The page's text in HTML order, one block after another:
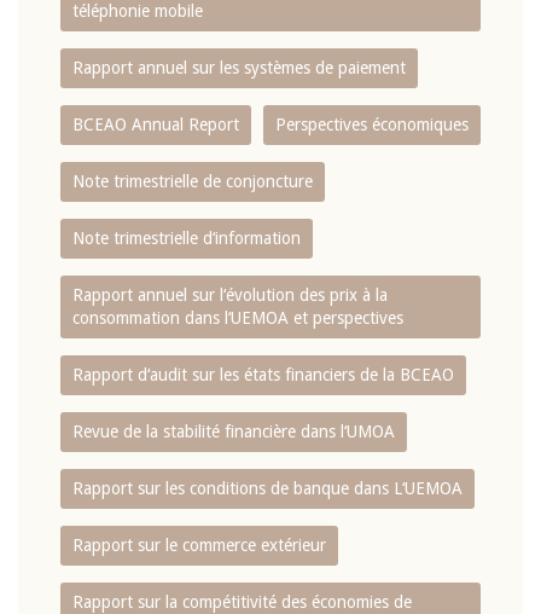
téléphonie mobile
Rapport annuel sur les systèmes de paiement
BCEAO Annual Report Perspectives économiques
Note trimestrielle de conjoncture
Note trimestrielle d‘information
Rapport annuel sur l‘évolution des prix à la
consommation dans l‘UEMOA et perspectives
Rapport d‘audit sur les états financiers de la BCEAO
Revue de la stabilité financière dans l‘UMOA
Rapport sur les conditions de banque dans L‘UEMOA
Rapport sur le commerce extérieur
Rapport sur la compétitivité des économies de